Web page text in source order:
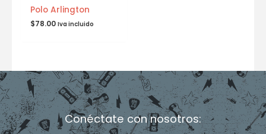
Polo Arlington
$78.00 Iva incluido
Conéctate con nosotros: